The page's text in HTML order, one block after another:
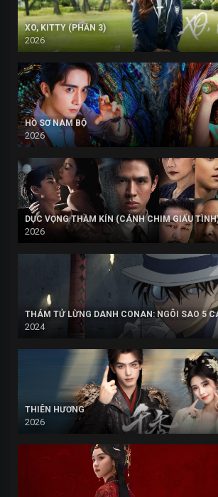
XO, KITTY (PHẦN 3)
2026
HỒ SƠ NAM BỘ
2026
DỤC VỌNG THẦM KÍN (CÁNH CHIM GIẤU
2026
THÁM TỬ LỪNG DANH CONAN: NGÔI SAO 5
2024
THIÊN HƯƠNG
2026